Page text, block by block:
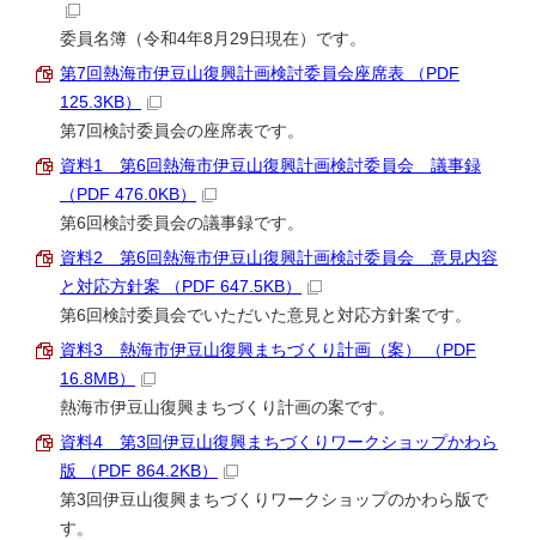
委員名簿（令和4年8月29日現在）です。
第7回熱海市伊豆山復興計画検討委員会座席表 （PDF
125.3KB）
第7回検討委員会の座席表です。
資料1 第6回熱海市伊豆山復興計画検討委員会 議事録
（PDF 476.0KB）
第6回検討委員会の議事録です。
資料2 第6回熱海市伊豆山復興計画検討委員会 意見内容
と対応方針案 （PDF 647.5KB）
第6回検討委員会でいただいた意見と対応方針案です。
資料3 熱海市伊豆山復興まちづくり計画（案） （PDF
16.8MB）
熱海市伊豆山復興まちづくり計画の案です。
資料4 第3回伊豆山復興まちづくりワークショップかわら
版 （PDF 864.2KB）
第3回伊豆山復興まちづくりワークショップのかわら版で
す。